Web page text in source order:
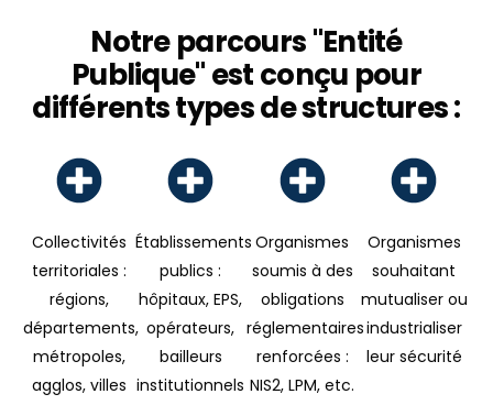
Notre parcours "Entité
Publique" est conçu pour
différents types de structures :
Collectivités
territoriales :
régions,
départements,
métropoles,
agglos, villes
Établissements
publics :
hôpitaux, EPS,
opérateurs,
bailleurs
institutionnels
Organismes
soumis à des
obligations
réglementaires
renforcées :
NIS2, LPM, etc.
Organismes
souhaitant
mutualiser ou
industrialiser
leur sécurité